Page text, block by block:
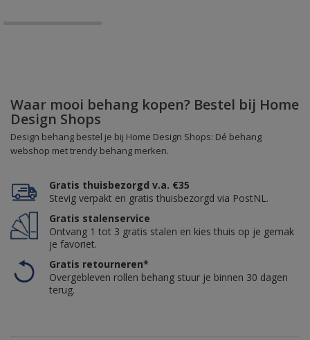
Waar mooi behang kopen? Bestel bij Home
Design Shops
Design behang bestel je bij Home Design Shops: Dé behang
webshop met trendy behang merken.
Gratis thuisbezorgd v.a. €35
Stevig verpakt en gratis thuisbezorgd via PostNL.
Gratis stalenservice
Ontvang 1 tot 3 gratis stalen en kies thuis op je gemak
je favoriet.
Gratis retourneren*
Overgebleven rollen behang stuur je binnen 30 dagen
terug.